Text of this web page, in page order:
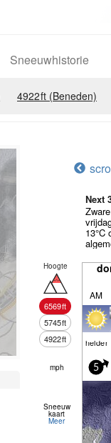
Sneeuwhistorie
4922ft (Beneden)
Next
13°C
Hoogte
6569ft
5745ft
4922ft
AM
helder
mph 5
Sneeuw
kaart
Meer